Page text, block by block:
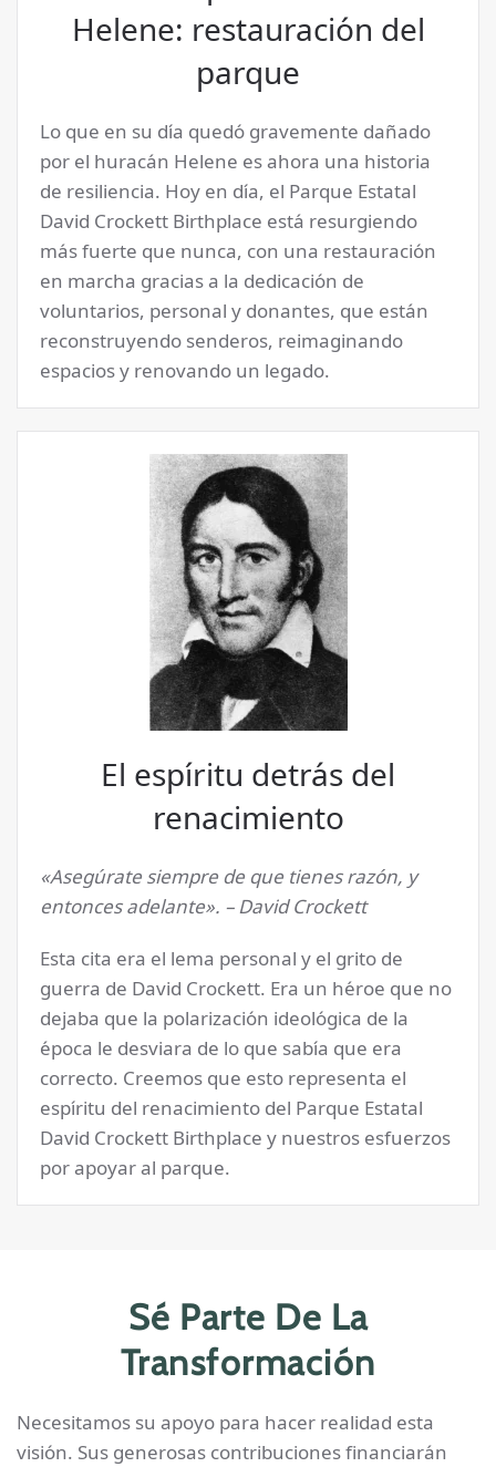
Helene: restauración del
parque
Lo que en su día quedó gravemente dañado
por el huracán Helene es ahora una historia
de resiliencia. Hoy en día, el Parque Estatal
David Crockett Birthplace está resurgiendo
más fuerte que nunca, con una restauración
en marcha gracias a la dedicación de
voluntarios, personal y donantes, que están
reconstruyendo senderos, reimaginando
espacios y renovando un legado.
El espíritu detrás del
renacimiento
«Asegúrate siempre de que tienes razón, y
entonces adelante». – David Crockett
Esta cita era el lema personal y el grito de
guerra de David Crockett. Era un héroe que no
dejaba que la polarización ideológica de la
época le desviara de lo que sabía que era
correcto. Creemos que esto representa el
espíritu del renacimiento del Parque Estatal
David Crockett Birthplace y nuestros esfuerzos
por apoyar al parque.
Sé Parte De La
Transformación
Necesitamos su apoyo para hacer realidad esta
visión. Sus generosas contribuciones financiarán